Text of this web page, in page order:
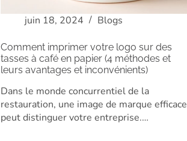
juin 18, 2024 Blogs
Comment imprimer votre logo sur des
tasses à café en papier (4 méthodes et
leurs avantages et inconvénients)
Dans le monde concurrentiel de la
restauration, une image de marque efficace
peut distinguer votre entreprise.…